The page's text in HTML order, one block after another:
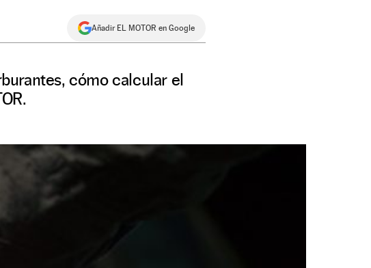
Añadir EL MOTOR en Google
cómo calcular el